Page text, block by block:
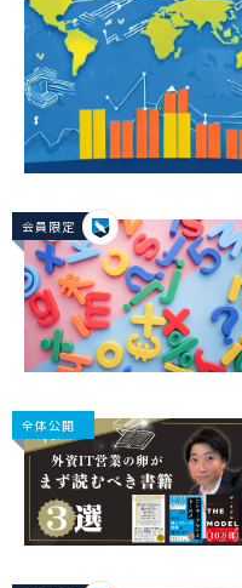
会員限定
全体公開